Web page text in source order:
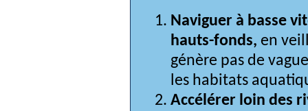
Naviguer à basse
hauts-fonds, en
génère pas de
les habitats
Accélérer loin des